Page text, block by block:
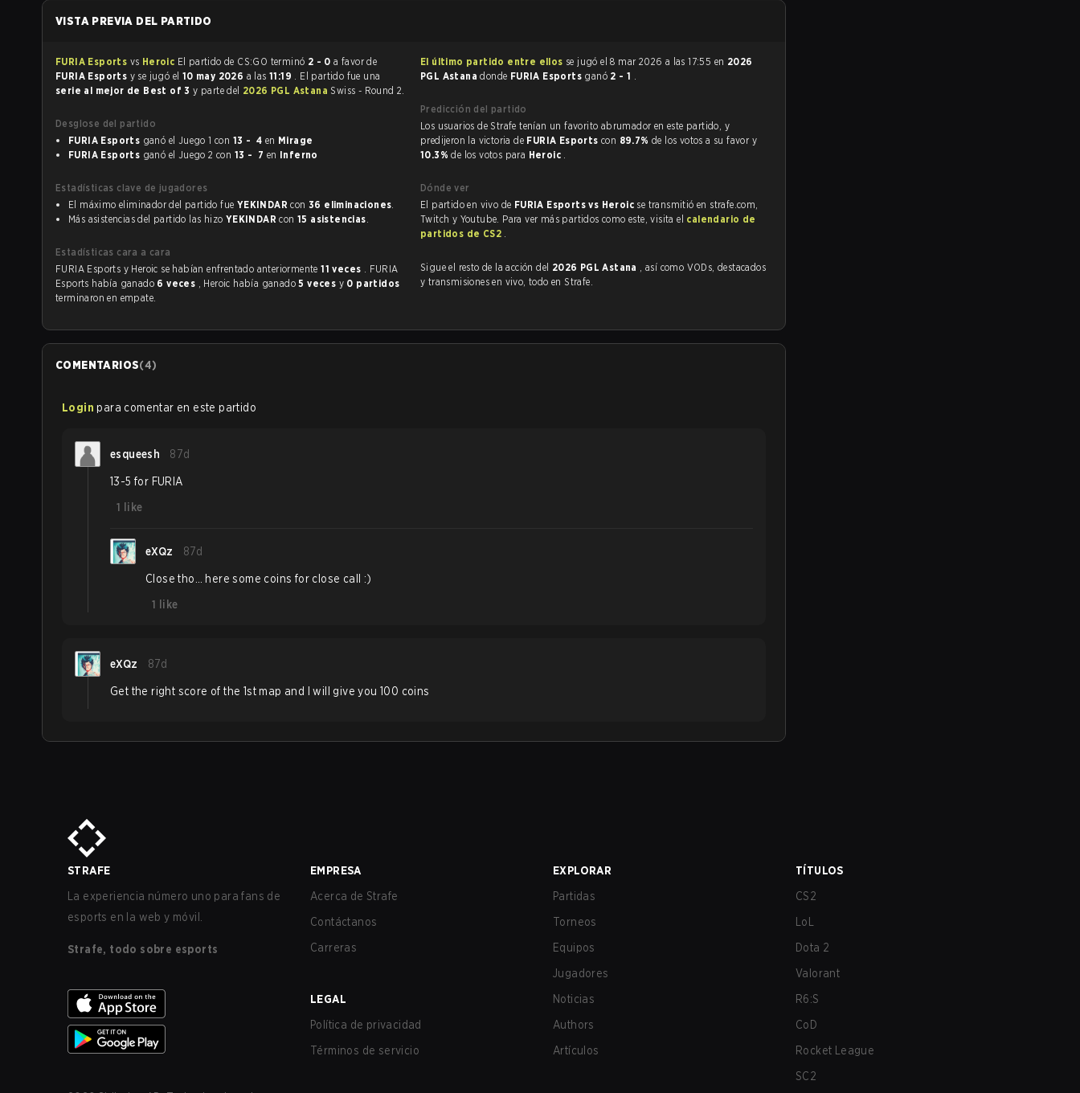
VISTA PREVIA DEL PARTIDO
FURIA Esports vs Heroic El partido de CS:GO terminó 2 - 0 a favor de
FURIA Esports y se jugó el 10 may 2026 a las 11:19 . El partido fue una
serie al mejor de Best of 3y parte del 2026 PGL Astana Swiss - Round 2.
Desglose del partido
FURIA Esports
ganó el Juego 1 con 13 - 4 en Mirage
FURIA Esports
ganó el Juego 2 con 13 - 7 en Inferno
Estadísticas clave de jugadores
El máximo eliminador del partido fue YEKINDAR con 36 eliminaciones.
Más asistencias del partido las hizo YEKINDAR con 15 asistencias.
Estadísticas cara a cara
FURIA Esports y Heroic se habían enfrentado anteriormente11 veces . FURIA
Esports había ganado 6 veces , Heroic había ganado5 veces y 0 partidos
terminaron en empate.
El último partido entre ellos se jugó el 8 mar 2026 a las 17:55 en 2026
PGL Astanadonde FURIA Esports ganó 2 - 1 .
Predicción del partido
Los usuarios de Strafe tenían un favorito abrumador en este partido, y
predijeron la victoria de FURIA Esports con 89.7% de los votos a su favor y
10.3%de los votos para Heroic .
Dónde ver
El partido en vivo de FURIA Esports vs Heroic se transmitió en strafe.com,
Twitch y Youtube. Para ver más partidos como este, visita el calendario de
partidos de CS2 .
Sigue el resto de la acción del 2026 PGL Astana , así como VODs, destacados
y transmisiones en vivo, todo en Strafe.
COMENTARIOS(4)
Login para comentar en este partido
esqueesh 87d
13-5 for FURIA
1
like
eXQz 87d
Close tho… here some coins for close call :)
1
like
eXQz 87d
Get the right score of the 1st map and I will give you 100 coins
STRAFE
La experiencia número uno para fans de
esports en la web y móvil.
Strafe, todo sobre esports
EMPRESA
Acerca de Strafe
Contáctanos
Carreras
LEGAL
Política de privacidad
Términos de servicio
EXPLORAR
Partidas
Torneos
Equipos
Jugadores
Noticias
Authors
Artículos
TÍTULOS
CS2
LoL
Dota 2
Valorant
R6:S
CoD
Rocket League
SC2